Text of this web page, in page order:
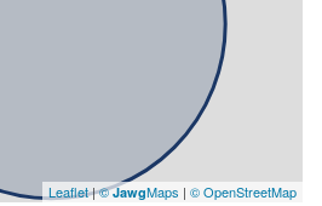
Leaflet|©JawgMaps | © OpenStreetMap